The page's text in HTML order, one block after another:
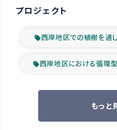
プロジェクト
西岸地区での植樹を通
西岸地区における循環
ツアー参
もっと